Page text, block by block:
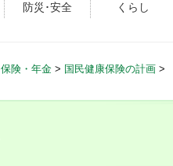
防災･安全 くらし
保険・年金 > 国民健康保険の計画 >